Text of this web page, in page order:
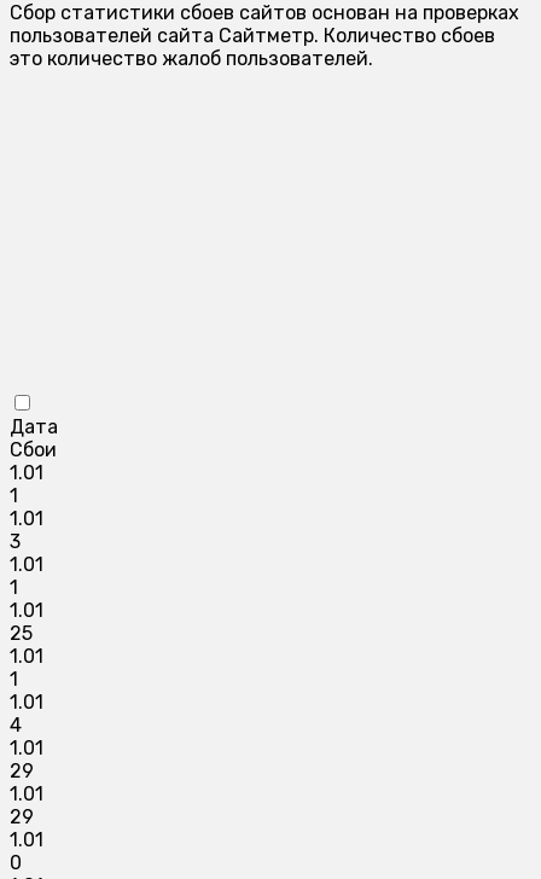
Сбор статистики сбоев сайтов основан на проверках
пользователей сайта Сайтметр. Количество сбоев
это количество жалоб пользователей.
Дата
Сбои
1.01
1
1.01
3
1.01
1
1.01
25
1.01
1
1.01
4
1.01
29
1.01
29
1.01
0